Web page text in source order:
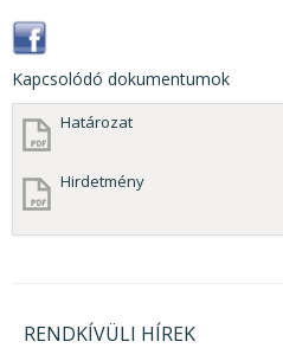
Kapcsolódó dokumentumok
Határozat
Hirdetmény
RENDKÍVÜLI HÍREK